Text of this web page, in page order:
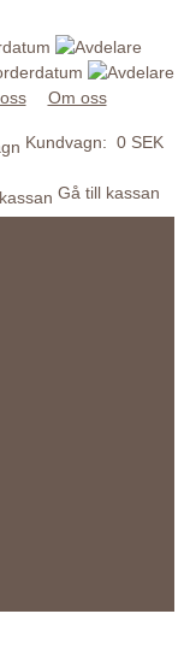
Om oss
Kundvagn: 0 SEK
Gå till kassan